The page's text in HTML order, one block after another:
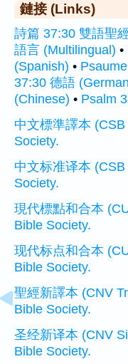
鏈接 (Links)
詩篇 37:30 雙語聖
語言 (Multilingual) •
(Spanish) •
37:30 德語
(Chinese) • Psalm
中文標準譯本
Society.
中文标准译本
Society.
現代標點和合本
Bible Society.
现代标点和合本
Bible Society.
聖經新譯本 (CNV
Bible Society.
圣经新译本 (CNV
Bible Society.